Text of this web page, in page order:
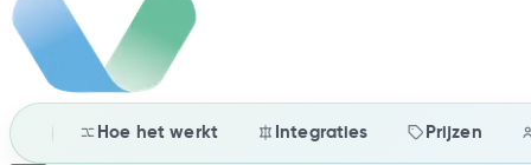
Hoe het werkt Integraties Prijzen